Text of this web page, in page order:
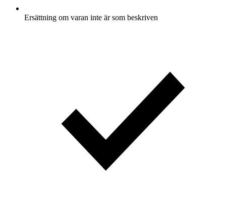
Ersättning om varan inte är som beskriven